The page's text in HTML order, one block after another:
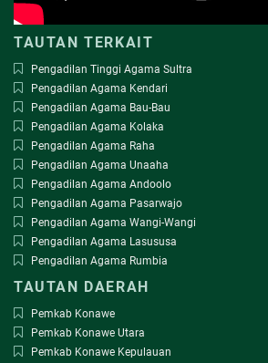
TAUTAN TERKAIT
Pengadilan Tinggi Agama Sultra
Pengadilan Agama Kendari
Pengadilan Agama Bau-Bau
Pengadilan Agama Kolaka
Pengadilan Agama Raha
Pengadilan Agama Unaaha
Pengadilan Agama Andoolo
Pengadilan Agama Pasarwajo
Pengadilan Agama Wangi-Wangi
Pengadilan Agama Lasususa
Pengadilan Agama Rumbia
TAUTAN DAERAH
Pemkab Konawe
Pemkab Konawe Utara
Pemkab Konawe Kepulauan